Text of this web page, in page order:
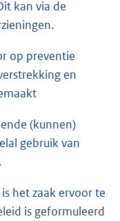
kan via de
op preventie
en
(kunnen)
gebruik van
het zaak ervoor te
is geformuleerd